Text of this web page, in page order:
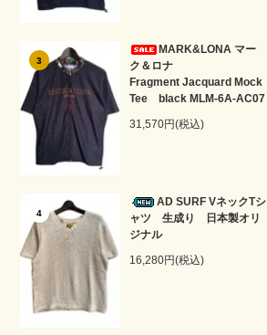
3
MARK&LONA マー
ク＆ロナ
Fragment Jacquard Mock
Tee black MLM-6A-AC07
31,570円(税込)
4
AD SURF VネックTシ
ャツ 生成り 日本製オリ
ジナル
16,280円(税込)